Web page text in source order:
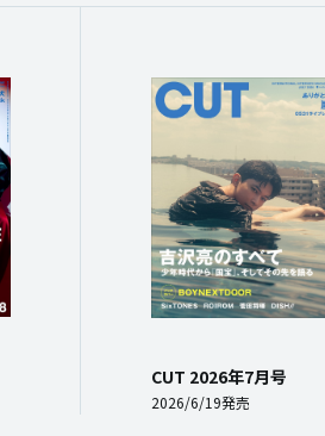
CUT 2026年7月号
2026/6/19発売